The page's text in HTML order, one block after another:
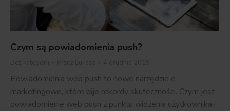
Czym są powiadomienia push?
Powiadomienia web push to nowe narzędzie e-
marketingowe, które bije rekordy skuteczności. Czym jest
powiadomienie web push z punktu widzenia użytkownika i